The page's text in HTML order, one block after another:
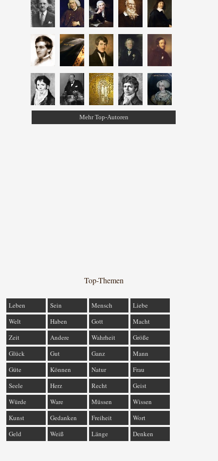
Mehr Top-Autoren
Top-Themen
Leben Sein Mensch
Liebe
Welt
Haben Gott
Macht
Zeit
Andere Wahrheit
Größe
Glück
Gut Ganz
Mann
Güte
Können Natur
Frau
Seele
Herz Recht
Geist
Würde
Ware Müssen
Wissen
Kunst
Gedanken Freiheit
Wort
Geld
Weiß Länge Denken